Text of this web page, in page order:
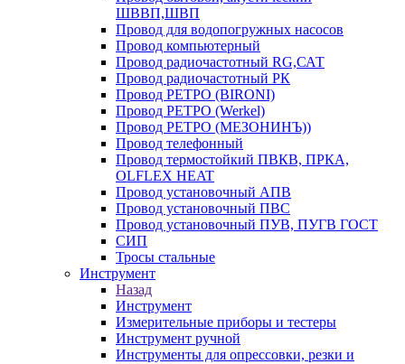
ШВВП,ШВП
Провод для водопогружных насосов
Провод компьютерный
Провод радиочастотный RG,САТ
Провод радиочастотный РК
Провод РЕТРО (BIRONI)
Провод РЕТРО (Werkel)
Провод РЕТРО (МЕЗОНИНЪ))
Провод телефонный
Провод термостойкий ПВКВ, ПРКА,
OLFLEX HEAT
Провод установочный АПВ
Провод установочный ПВС
Провод установочный ПУВ, ПУГВ ГОСТ
СИП
Тросы стальные
Инструмент
Назад
Инструмент
Измерительные приборы и тестеры
Инструмент ручной
Инструменты для опрессовки, резки и